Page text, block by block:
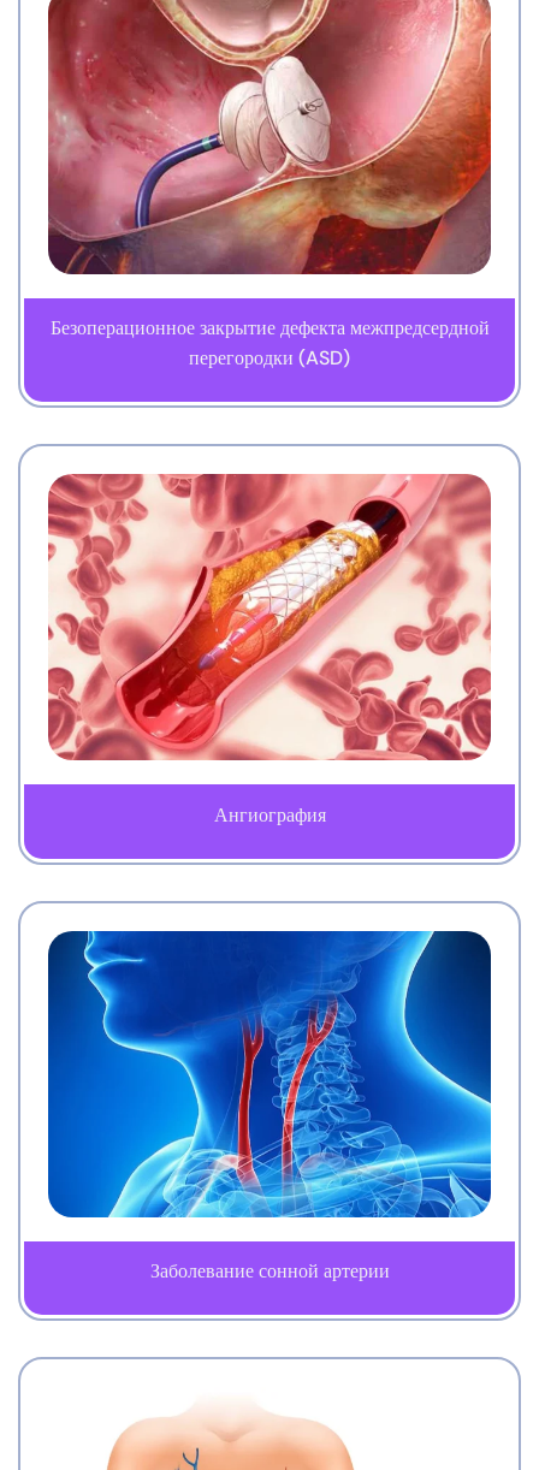
Безоперационное закрытие дефекта межпредсердной
перегородки (ASD)
Ангиография
Заболевание сонной артерии